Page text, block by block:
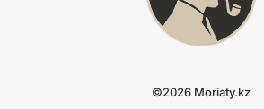
©2026 Moriaty.kz